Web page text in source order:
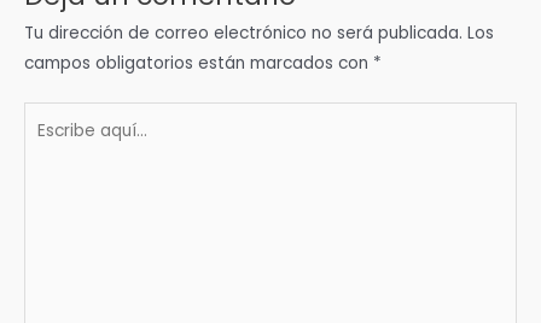
Tu dirección de correo electrónico no será publicada. Los
campos obligatorios están marcados con *